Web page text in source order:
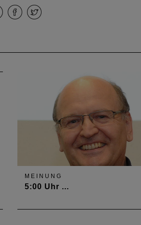
MEINUNG
5:00 Uhr ...